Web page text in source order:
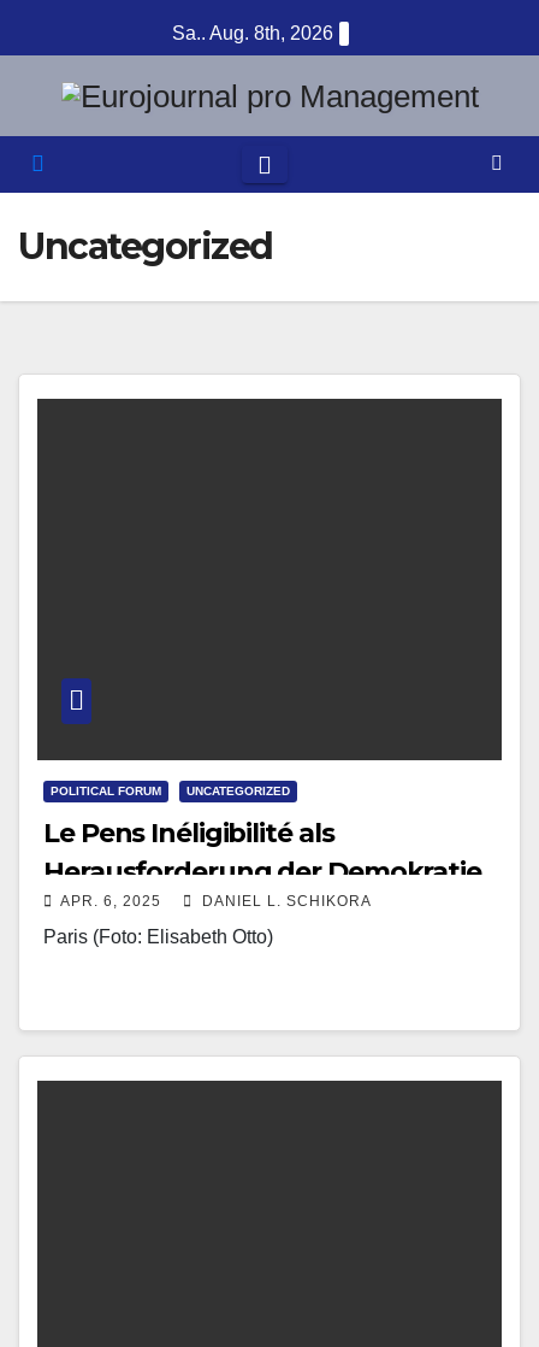
Inhalt
springen
Sa.. Aug. 8th, 2026
Uncategorized
POLITICAL FORUM UNCATEGORIZED
Le Pens Inéligibilité als
Herausforderung der Demokratie
APR. 6, 2025 DANIEL L. SCHIKORA
Paris (Foto: Elisabeth Otto)